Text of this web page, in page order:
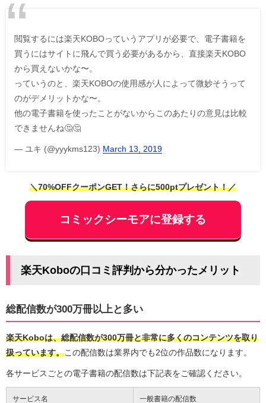
閲覧するには楽天KOBOっていうアプリが必要で、電子書籍を
買うにはサイトに飛んで買う必要があるから、直接楽天KOBO
から買えないかな〜。
っていうのと、楽天KOBOの使用感が人によって微妙そうって
のがデメリットかな〜。
他の電子書籍を使ったことがないからこのあたりの意見は比較
できませんね🤔🤔
— ユキ (@yyykms123) March 13, 2019
＼70%OFFクーポンGET！さらに500ptプレゼント！／
コミックシーモアに登録する
楽天Koboの口コミ評判から分かったメリット
総配信数が300万冊以上と多い
楽天Koboは、総配信数が300万冊と非常に多くのコンテンツを取り
扱っています。この配信数は業界内でも2位の作品数になります。
各サービスごとの電子書籍の配信数は下記表をご確認ください。
サービス名 一般書籍の配信数